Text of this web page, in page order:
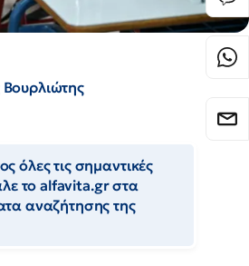
όλες τις σημαντικές
το alfavita.gr στα
αναζήτησης της